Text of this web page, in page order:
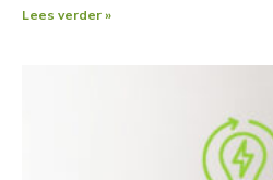
Lees verder »